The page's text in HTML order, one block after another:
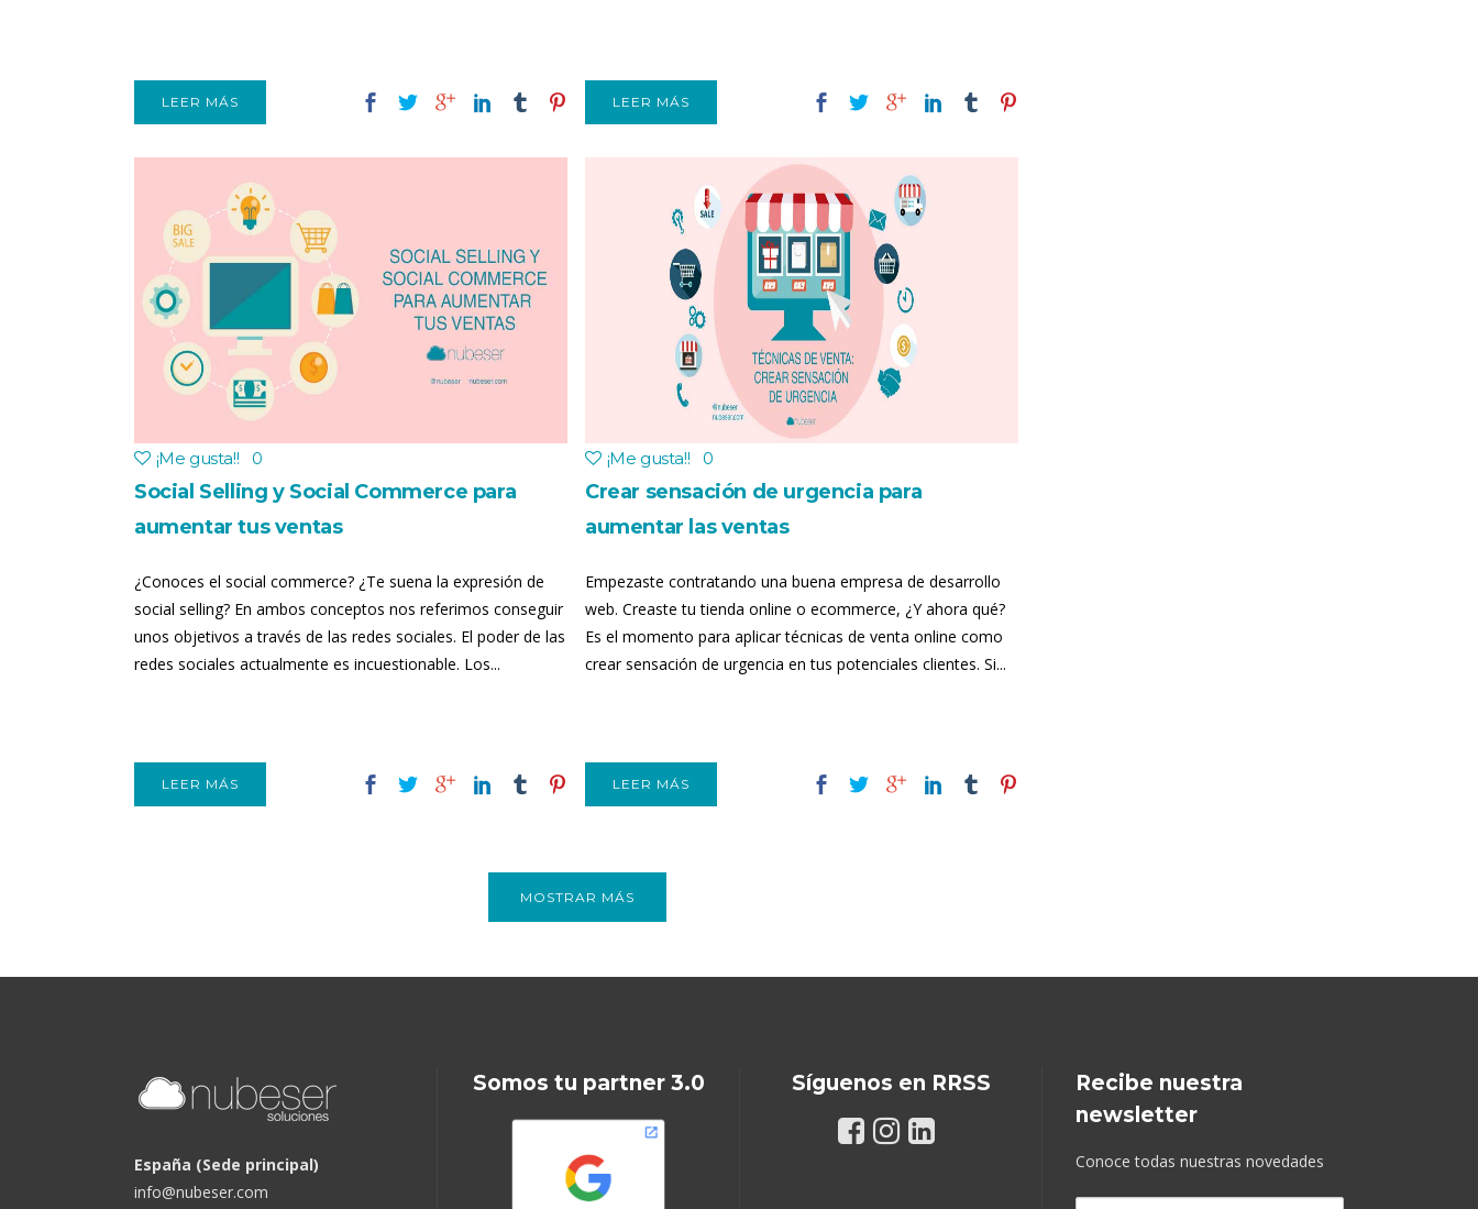
LEER MÁS LEER MÁS
¡Me gusta!! 0
Social Selling y Social Commerce para
aumentar tus ventas
¿Conoces el social commerce? ¿Te suena la expresión de
social selling? En ambos conceptos nos referimos conseguir
unos objetivos a través de las redes sociales. El poder de las
redes sociales actualmente es incuestionable. Los...
LEER MÁS
¡Me gusta!! 0
Crear sensación de urgencia para
aumentar las ventas
Empezaste contratando una buena empresa de desarrollo
web. Creaste tu tienda online o ecommerce, ¿Y ahora qué?
Es el momento para aplicar técnicas de venta online como
crear sensación de urgencia en tus potenciales clientes. Si...
LEER MÁS
MOSTRAR MÁS
España (Sede principal)
info@nubeser.com
Somos tu partner 3.0 Síguenos en RRSS
Recibe nuestra
newsletter
Conoce todas nuestras novedades